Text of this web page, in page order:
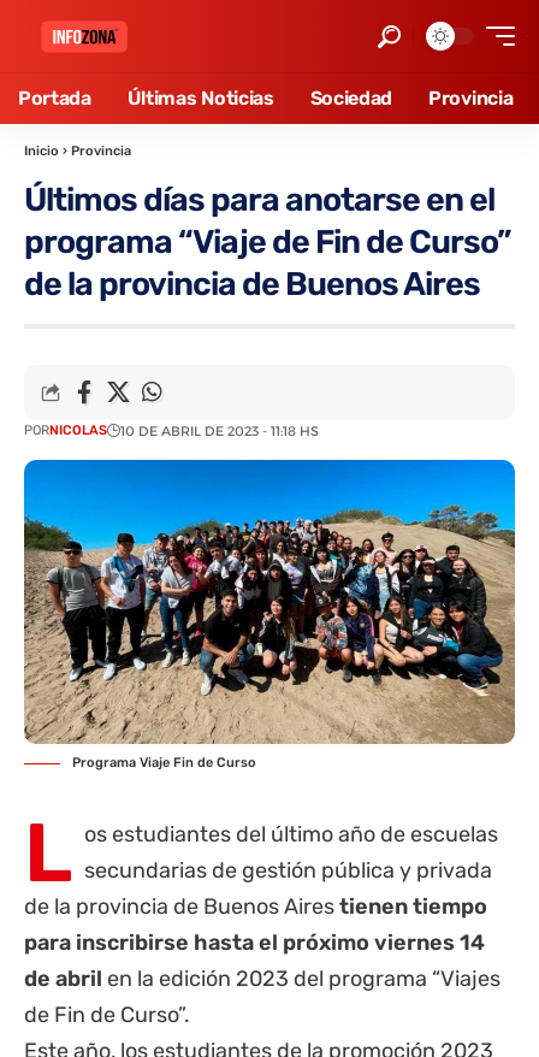
Portada Últimas Noticias Sociedad Provincia
Inicio › Provincia
Últimos días para anotarse en el
programa “Viaje de Fin de Curso”
de la provincia de Buenos Aires
PORNICOLAS 10 DE ABRIL DE 2023 - 11:18 HS
Programa Viaje Fin de Curso
L os estudiantes del último año de escuelas
secundarias de gestión pública y privada
de la provincia de Buenos Airestienen tiempo
para inscribirse hasta el próximo viernes 14
de abril en la edición 2023 del programa “Viajes
de Fin de Curso”.
Este año, los estudiantes de la promoción 2023